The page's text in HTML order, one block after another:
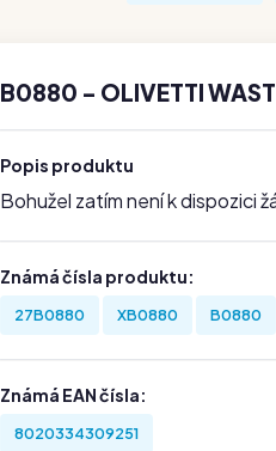
B0880 - OLIVETTI
Popis produktu
Bohužel zatím není k dispozici
Známá čísla produktu:
27B0880 XB0880 B0880
Známá EAN čísla:
8020334309251